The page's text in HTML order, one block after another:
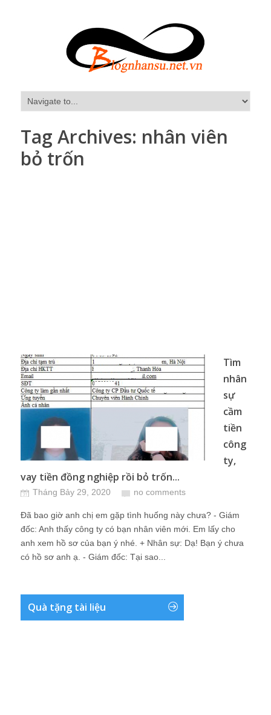
Tag Archives: nhân viên
bỏ trốn
Tìm
nhân
sự
cầm
tiền
công
ty,
vay tiền đồng nghiệp rồi bỏ trốn...
Tháng Bảy 29, 2020 no comments
Đã bao giờ anh chị em gặp tình huống này chưa? - Giám
đốc: Anh thấy công ty có bạn nhân viên mới. Em lấy cho
anh xem hồ sơ của bạn ý nhé. + Nhân sự: Dạ! Bạn ý chưa
có hồ sơ anh ạ. - Giám đốc: Tại sao...
Quà tặng tài liệu